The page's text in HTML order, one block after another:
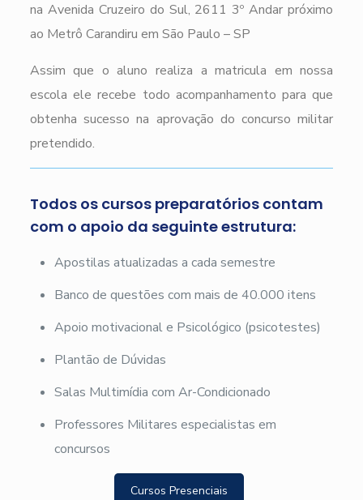
na Avenida Cruzeiro do Sul, 2611 3º Andar próximo
ao Metrô Carandiru em São Paulo – SP
Assim que o aluno realiza a matricula em nossa
escola ele recebe todo acompanhamento para que
obtenha sucesso na aprovação do concurso militar
pretendido.
Todos os cursos preparatórios contam
com o apoio da seguinte estrutura:
Apostilas atualizadas a cada semestre
Banco de questões com mais de 40.000 itens
Apoio motivacional e Psicológico (psicotestes)
Plantão de Dúvidas
Salas Multimídia com Ar-Condicionado
Professores Militares especialistas em
concursos
Cursos Presenciais